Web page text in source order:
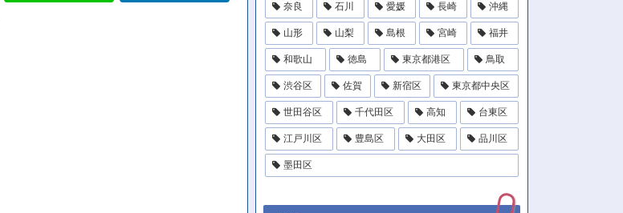
奈良 石川 愛媛 長崎 沖縄
山形 山梨 島根 宮崎 福井
和歌山 徳島 東京都港区 鳥取
渋谷区 佐賀 新宿区 東京都中央区
世田谷区 千代田区 高知 台東区
江戸川区 豊島区 大田区 品川区
墨田区